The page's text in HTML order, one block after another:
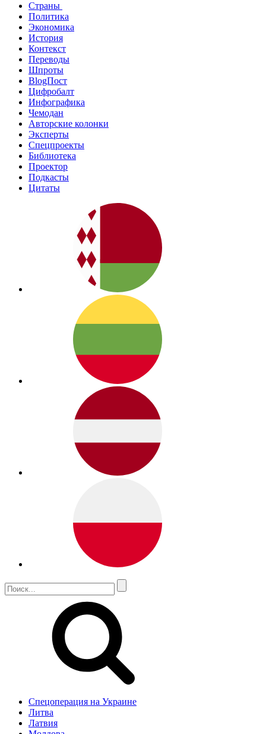
Страны
Политика
Экономика
История
Контекст
Переводы
Шпроты
BlogПост
Цифробалт
Инфографика
Чемодан
Авторские колонки
Эксперты
Спецпроекты
Библиотека
Проектор
Подкасты
Цитаты
Спецоперация на Украине
Литва
Латвия